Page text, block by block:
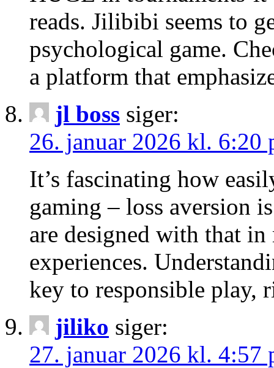
reads. Jilibibi seems to
psychological game.
a platform that
jl boss siger:
26. januar 2026 kl. 6:20
It’s fascinating how
gaming – loss aversion
are designed with that
experiences.
key to responsible play,
jiliko siger:
27. januar 2026 kl. 4:57